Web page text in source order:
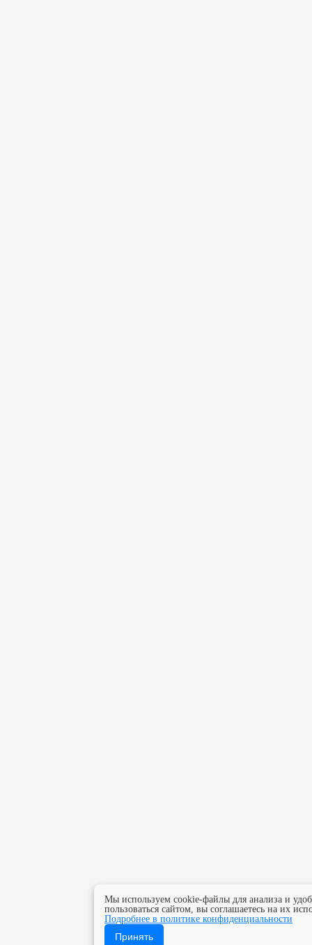
Мы используем cookie-файлы для анализа и
пользоваться сайтом, вы соглашаетесь на их
Подробнее в политике конфиденциальности
Принять